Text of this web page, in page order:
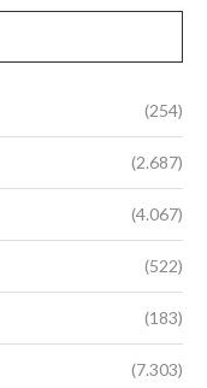
(254)
(2.687)
(4.067)
(522)
(183)
(7.303)